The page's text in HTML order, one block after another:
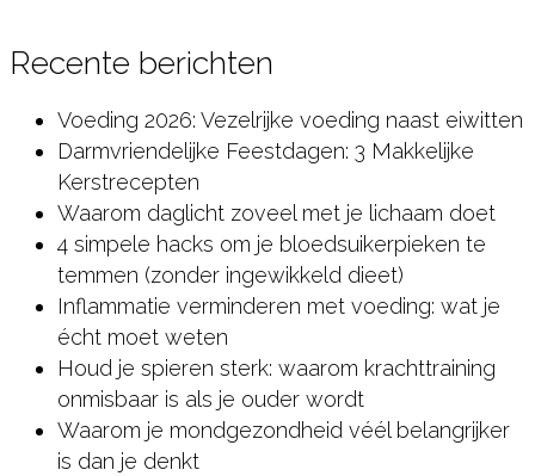
preventie
Recente berichten
Voeding 2026: Vezelrijke voeding naast eiwitten
Darmvriendelijke Feestdagen: 3 Makkelijke
Kerstrecepten
Waarom daglicht zoveel met je lichaam doet
4 simpele hacks om je bloedsuikerpieken te
temmen (zonder ingewikkeld dieet)
Inflammatie verminderen met voeding: wat je
écht moet weten
Houd je spieren sterk: waarom krachttraining
onmisbaar is als je ouder wordt
Waarom je mondgezondheid véél belangrijker
is dan je denkt